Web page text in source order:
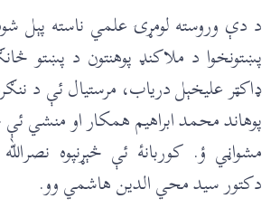
د دې وروسته لومړۍ علمي ناسته پېل
پښتونخوا د ملاکنډ پوهنتون د پښتو
ډاکټر عليخېل درياب، مرستيال ئې د
پوهاند محمد ابراهيم همکار او منشي ئې
مشواڼي ؤ. کوربانۀ ئې څېړنپوه
دکتور سيد محي الدين هاشمي وو.